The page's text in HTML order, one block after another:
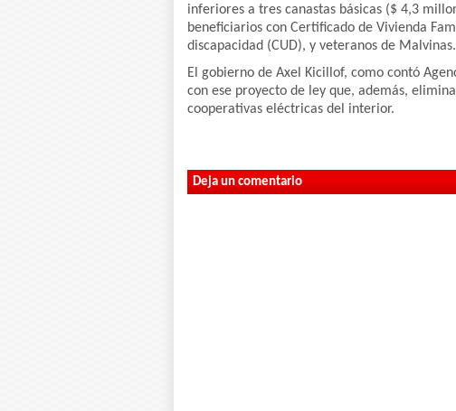
inferiores a tres canastas básicas ($ 4,3
beneficiarios con Certificado de Vivienda
discapacidad (CUD), y veteranos de Malvinas.
El gobierno de Axel Kicillof, como contó
con ese proyecto de ley que, además,
cooperativas eléctricas del interior.
Deja un comentario